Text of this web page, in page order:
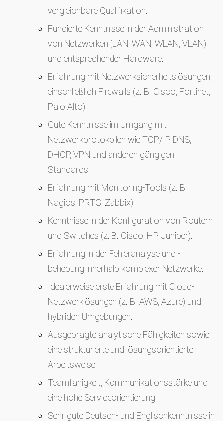
vergleichbare Qualifikation.
Fundierte Kenntnisse in der Administration
von Netzwerken (LAN, WAN, WLAN, VLAN)
und entsprechender Hardware.
Erfahrung mit Netzwerksicherheitslösungen,
einschließlich Firewalls (z. B. Cisco, Fortinet,
Palo Alto).
Gute Kenntnisse im Umgang mit
Netzwerkprotokollen wie TCP/IP, DNS,
DHCP, VPN und anderen gängigen
Standards.
Erfahrung mit Monitoring-Tools (z. B.
Nagios, PRTG, Zabbix).
Kenntnisse in der Konfiguration von Routern
und Switches (z. B. Cisco, HP, Juniper).
Erfahrung in der Fehleranalyse und -
behebung innerhalb komplexer Netzwerke.
Idealerweise erste Erfahrung mit Cloud-
Netzwerklösungen (z. B. AWS, Azure) und
hybriden Umgebungen.
Ausgeprägte analytische Fähigkeiten sowie
eine strukturierte und lösungsorientierte
Arbeitsweise.
Teamfähigkeit, Kommunikationsstärke und
eine hohe Serviceorientierung.
Sehr gute Deutsch- und Englischkenntnisse in